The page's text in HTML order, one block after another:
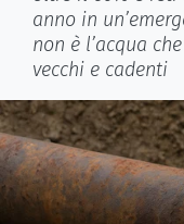
anno in
non è l’acqua
vecchi e cadenti